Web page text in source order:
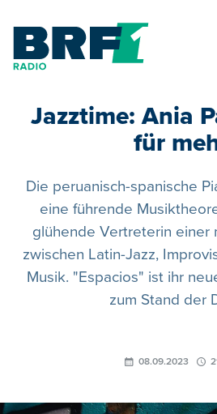
Jazztime: Ania
für
Die peruanisch-spanische
eine führende
glühende Vertreterin einer
zwischen Latin-Jazz,
Musik. "Espacios" ist ihr
zum Stand der
08.09.2023